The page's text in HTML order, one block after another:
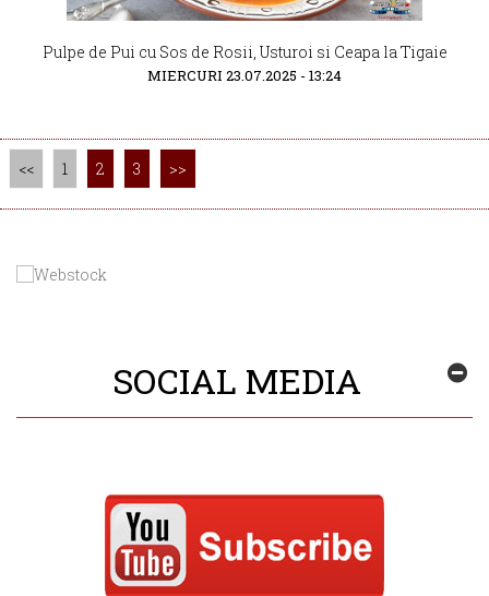
Pulpe de Pui cu Sos de Rosii, Usturoi si Ceapa la Tigaie
MIERCURI 23.07.2025 - 13:24
<< 1 2 3 >>
SOCIAL MEDIA